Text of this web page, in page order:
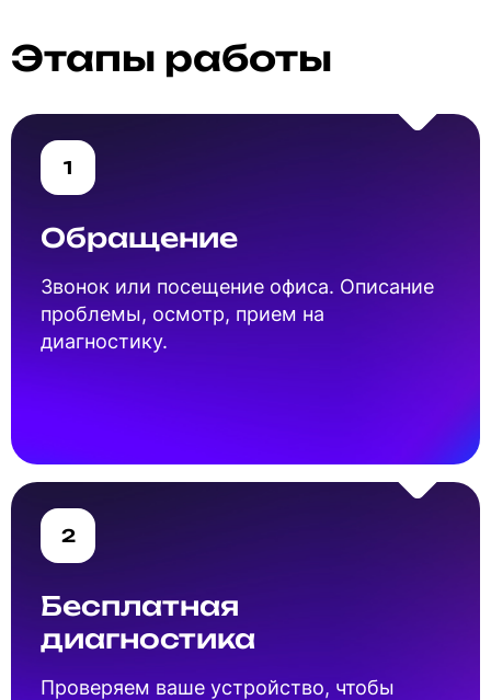
Этапы работы
1
Обращение
Звонок или посещение офиса. Описание
проблемы, осмотр, прием на
диагностику.
2
Бесплатная
диагностика
Проверяем ваше устройство, чтобы